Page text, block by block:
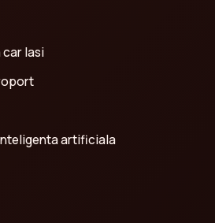
Iasi
artificiala